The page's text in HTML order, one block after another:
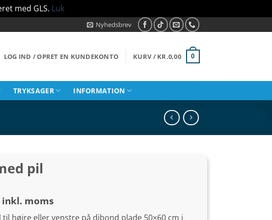
med GLS. Luk
Nyhedsbrev
LOG IND / OPRET EN KUNDEKONTO KURV / KR.0,00 0
TRYKSAGER INFORMATION
pil
inkl. moms
til højre eller venstre på dibond plade 50×60 cm i